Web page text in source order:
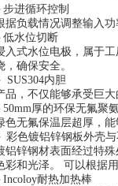
步进循环控制
据负载情况调整输入
低水位切断
入式水位电极，属于
，确保安全。
SUS304内胆
品，不仅能够承受巨
50mm厚的环保无氟聚
色无氟保温层超厚，
彩色镀铝锌钢板外壳
铝锌钢材表面经过特
彩和光泽。 可以根据
Incoloy耐热加热棒